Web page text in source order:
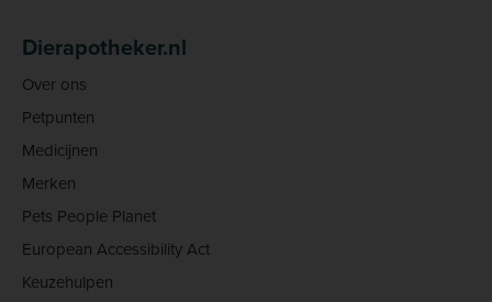
Dierapotheker.nl
Over ons
Petpunten
Medicijnen
Merken
Pets People Planet
European Accessibility Act
Keuzehulpen